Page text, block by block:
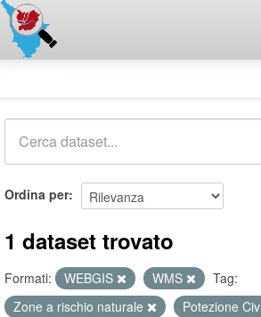
Ordina per
1 dataset trovato
Formati: WEBGIS WMS
Tag:
Zone a rischio naturale
Potezione